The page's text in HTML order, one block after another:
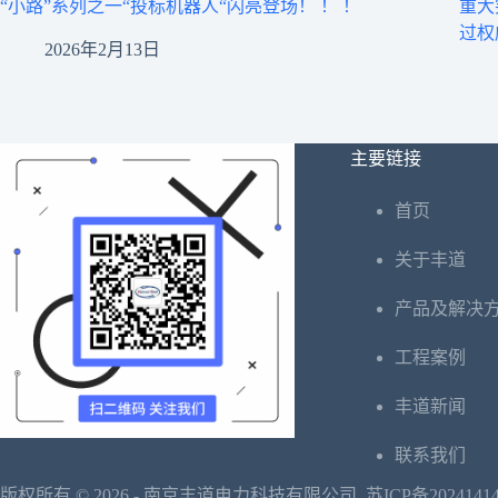
“小路”系列之一“投标机器人“闪亮登场！ ！ ！
2026年2月13日
重
过
主要链接
首页
关于丰道
产品及解决
工程案例
丰道新闻
联系我们